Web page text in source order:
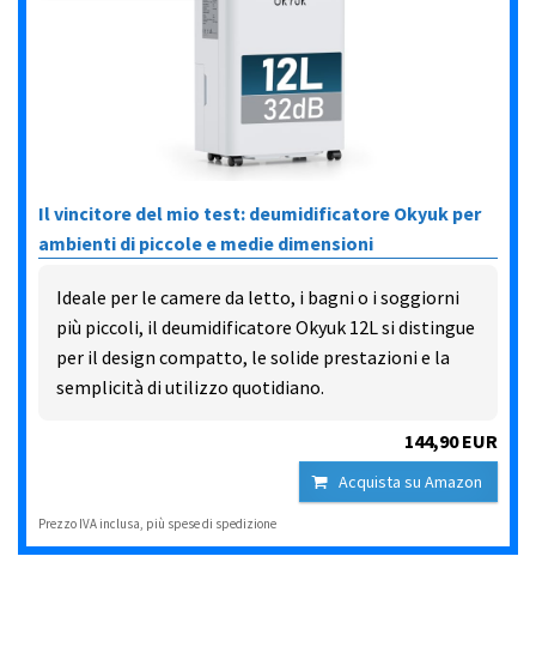
Il vincitore del mio test: deumidificatore Okyuk per
ambienti di piccole e medie dimensioni
Ideale per le camere da letto, i bagni o i soggiorni
più piccoli, il deumidificatore Okyuk 12L si distingue
per il design compatto, le solide prestazioni e la
semplicità di utilizzo quotidiano.
144,90 EUR
Acquista su Amazon
Prezzo IVA inclusa, più spese di spedizione